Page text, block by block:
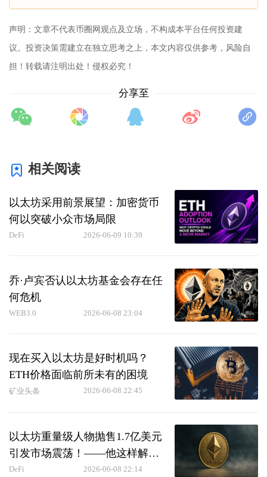
声明：文章不代表币圈网观点及立场，不构成本平台任何投资建
议。投资决策需建立在独立思考之上，本文内容仅供参考，风险自
担！转载请注明出处！侵权必究！
分享至
相关阅读
以太坊采用前景展望：加密货币
何以突破小众市场局限
DeFi 2026-06-09 10:39
乔·卢宾否认以太坊基金会存在任
何危机
WEB3.0 2026-06-08 23:04
现在买入以太坊是好时机吗？
ETH价格面临前所未有的困境
矿业头条 2026-06-08 22:45
以太坊重量级人物抛售1.7亿美元
引发市场震荡！——他这样解释
ETH下跌原因！
DeFi 2026-06-08 22:14